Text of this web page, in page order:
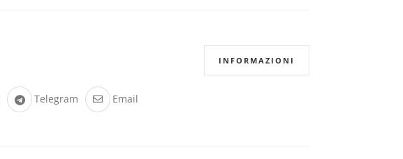
Telegram Email
INFORMAZIONI